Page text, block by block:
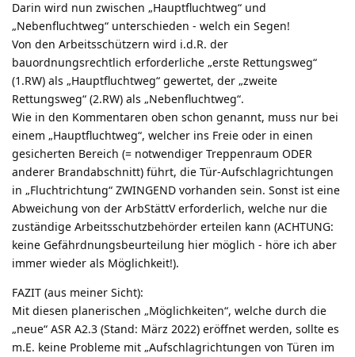
Darin wird nun zwischen „Hauptfluchtweg“ und
„Nebenfluchtweg“ unterschieden - welch ein Segen!
Von den Arbeitsschützern wird i.d.R. der
bauordnungsrechtlich erforderliche „erste Rettungsweg“
(1.RW) als „Hauptfluchtweg“ gewertet, der „zweite
Rettungsweg“ (2.RW) als „Nebenfluchtweg“.
Wie in den Kommentaren oben schon genannt, muss nur bei
einem „Hauptfluchtweg“, welcher ins Freie oder in einen
gesicherten Bereich (= notwendiger Treppenraum ODER
anderer Brandabschnitt) führt, die Tür-Aufschlagrichtungen
in „Fluchtrichtung“ ZWINGEND vorhanden sein. Sonst ist eine
Abweichung von der ArbStättV erforderlich, welche nur die
zuständige Arbeitsschutzbehörder erteilen kann (ACHTUNG:
keine Gefährdnungsbeurteilung hier möglich - höre ich aber
immer wieder als Möglichkeit!).
FAZIT (aus meiner Sicht):
Mit diesen planerischen „Möglichkeiten“, welche durch die
„neue“ ASR A2.3 (Stand: März 2022) eröffnet werden, sollte es
m.E. keine Probleme mit „Aufschlagrichtungen von Türen im